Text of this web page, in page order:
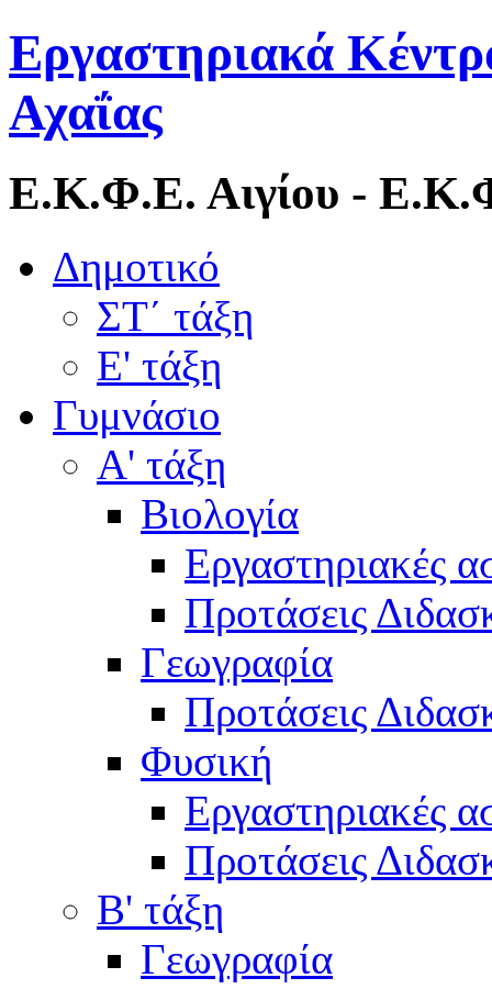
Εργαστηριακά
Αχαΐας
Ε.Κ.Φ.Ε. Αιγίου -
Δημοτικό
ΣΤ΄ τάξη
Ε' τάξη
Γυμνάσιο
Α' τάξη
Βιολογία
Εργαστηριακές
Προτάσεις
Γεωγραφία
Προτάσεις
Φυσική
Εργαστηριακές
Προτάσεις
Β' τάξη
Γεωγραφία